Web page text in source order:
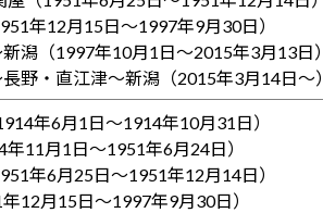
年12月15日～1997年9月30日）
潟（1997年10月1日～2015年3月13日）
野・直江津～新潟（2015年3月14日～）
年6月1日～1914年10月31日）
11月1日～1951年6月24日）
年6月25日～1951年12月14日）
12月15日～1997年9月30日）